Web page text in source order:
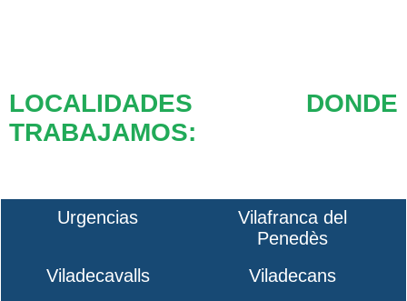
LOCALIDADES DONDE
TRABAJAMOS:
Urgencias
Vilafranca del
Penedès
Viladecavalls
Viladecans